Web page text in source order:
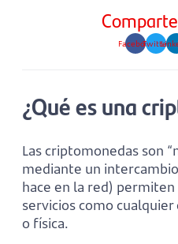
FacebookTwitter
¿Qué es una
Las criptomonedas son
mediante un
hace en la red)
servicios como
o física.